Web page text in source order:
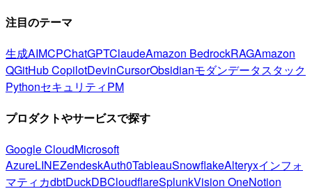
注目のテーマ
生成AIMCPChatGPTClaudeAmazon BedrockRAGAmazon
QGitHub CopilotDevinCursorObsidianモダンデータスタック
PythonセキュリティPM
プロダクトやサービスで探す
Google CloudMicrosoft
AzureLINEZendeskAuth0TableauSnowflakeAlteryxインフォ
マティカdbtDuckDBCloudflareSplunkVision OneNotion